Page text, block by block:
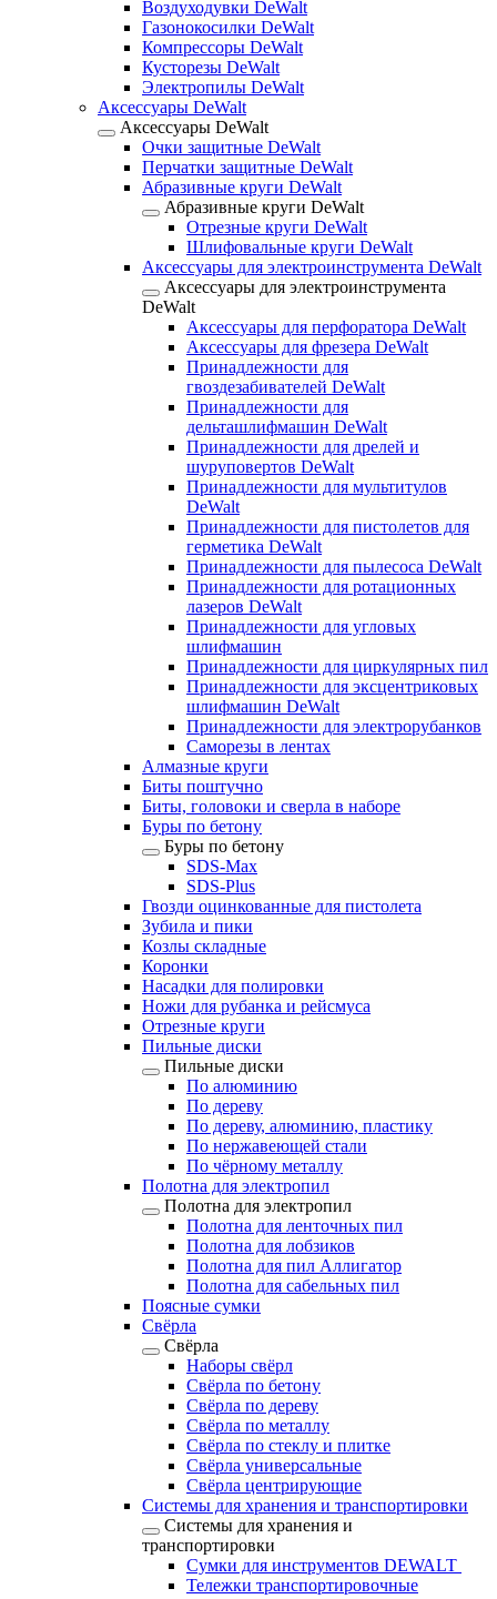
Воздуходувки DeWalt
Газонокосилки DeWalt
Компрессоры DeWalt
Кусторезы DeWalt
Электропилы DeWalt
Аксессуары DeWalt
Аксессуары DeWalt
Очки защитные DeWalt
Перчатки защитные DeWalt
Абразивные круги DeWalt
Абразивные круги DeWalt
Отрезные круги DeWalt
Шлифовальные круги DeWalt
Аксессуары для электроинструмента DeWalt
Аксессуары для электроинструмента
DeWalt
Аксессуары для перфоратора DeWalt
Аксессуары для фрезера DeWalt
Принадлежности для
гвоздезабивателей DeWalt
Принадлежности для
дельташлифмашин DeWalt
Принадлежности для дрелей и
шуруповертов DeWalt
Принадлежности для мультитулов
DeWalt
Принадлежности для пистолетов для
герметика DeWalt
Принадлежности для пылесоса DeWalt
Принадлежности для ротационных
лазеров DeWalt
Принадлежности для угловых
шлифмашин
Принадлежности для циркулярных пил
Принадлежности для эксцентриковых
шлифмашин DeWalt
Принадлежности для электрорубанков
Саморезы в лентах
Алмазные круги
Биты поштучно
Биты, головоки и сверла в наборе
Буры по бетону
Буры по бетону
SDS-Max
SDS-Plus
Гвозди оцинкованные для пистолета
Зубила и пики
Козлы складные
Коронки
Насадки для полировки
Ножи для рубанка и рейсмуса
Отрезные круги
Пильные диски
Пильные диски
По алюминию
По дереву
По дереву, алюминию, пластику
По нержавеющей стали
По чёрному металлу
Полотна для электропил
Полотна для электропил
Полотна для ленточных пил
Полотна для лобзиков
Полотна для пил Аллигатор
Полотна для сабельных пил
Поясные сумки
Свёрла
Свёрла
Наборы свёрл
Свёрла по бетону
Свёрла по дереву
Свёрла по металлу
Свёрла по стеклу и плитке
Свёрла универсальные
Свёрла центрирующие
Системы для хранения и транспортировки
Системы для хранения и
транспортировки
Сумки для инструментов DEWALT
Тележки транспортировочные